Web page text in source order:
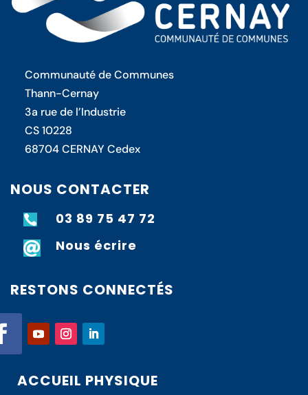
Communauté de Communes
Thann-Cernay
3a rue de l’Industrie
CS 10228
68704 CERNAY Cedex
NOUS CONTACTER

03 89 75 47 72

Nous écrire
RESTONS CONNECTÉS
ACCUEIL PHYSIQUE